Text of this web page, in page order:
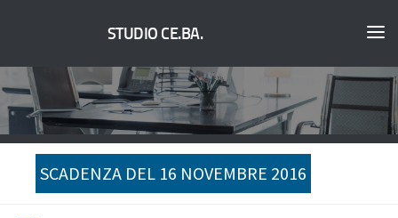
STUDIO CE.BA.
SCADENZA DEL 16 NOVEMBRE 2016